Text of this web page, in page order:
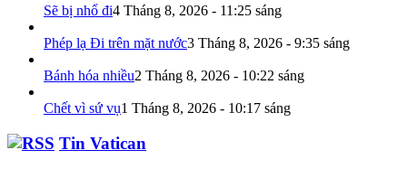
Sẽ bị nhổ đi4 Tháng 8, 2026 - 11:25 sáng
Phép lạ Đi trên mặt nước3 Tháng 8, 2026 - 9:35 sáng
Bánh hóa nhiều2 Tháng 8, 2026 - 10:22 sáng
Chết vì sứ vụ1 Tháng 8, 2026 - 10:17 sáng
Tin Vatican